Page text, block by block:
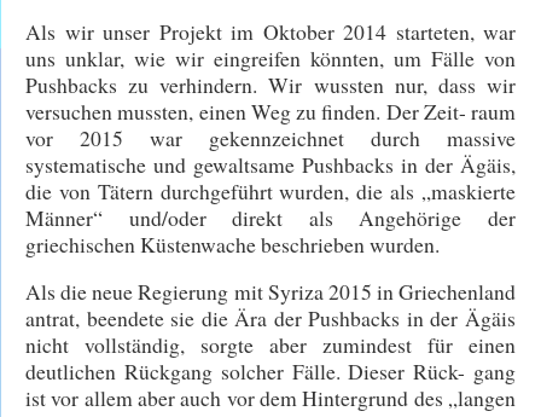
Als wir unser Projekt im Oktober 2014 starteten, war
uns unklar, wie wir eingreifen könnten, um Fälle von
Pushbacks zu verhindern. Wir wussten nur, dass wir
versuchen mussten, einen Weg zu finden. Der Zeit- raum
vor 2015 war gekennzeichnet durch massive
systematische und gewaltsame Pushbacks in der Ägäis,
die von Tätern durchgeführt wurden, die als „maskierte
Männer“ und/oder direkt als Angehörige der
griechischen Küstenwache beschrieben wurden.
Als die neue Regierung mit Syriza 2015 in Griechenland
antrat, beendete sie die Ära der Pushbacks in der Ägäis
nicht vollständig, sorgte aber zumindest für einen
deutlichen Rückgang solcher Fälle. Dieser Rück- gang
ist vor allem aber auch vor dem Hintergrund des „langen